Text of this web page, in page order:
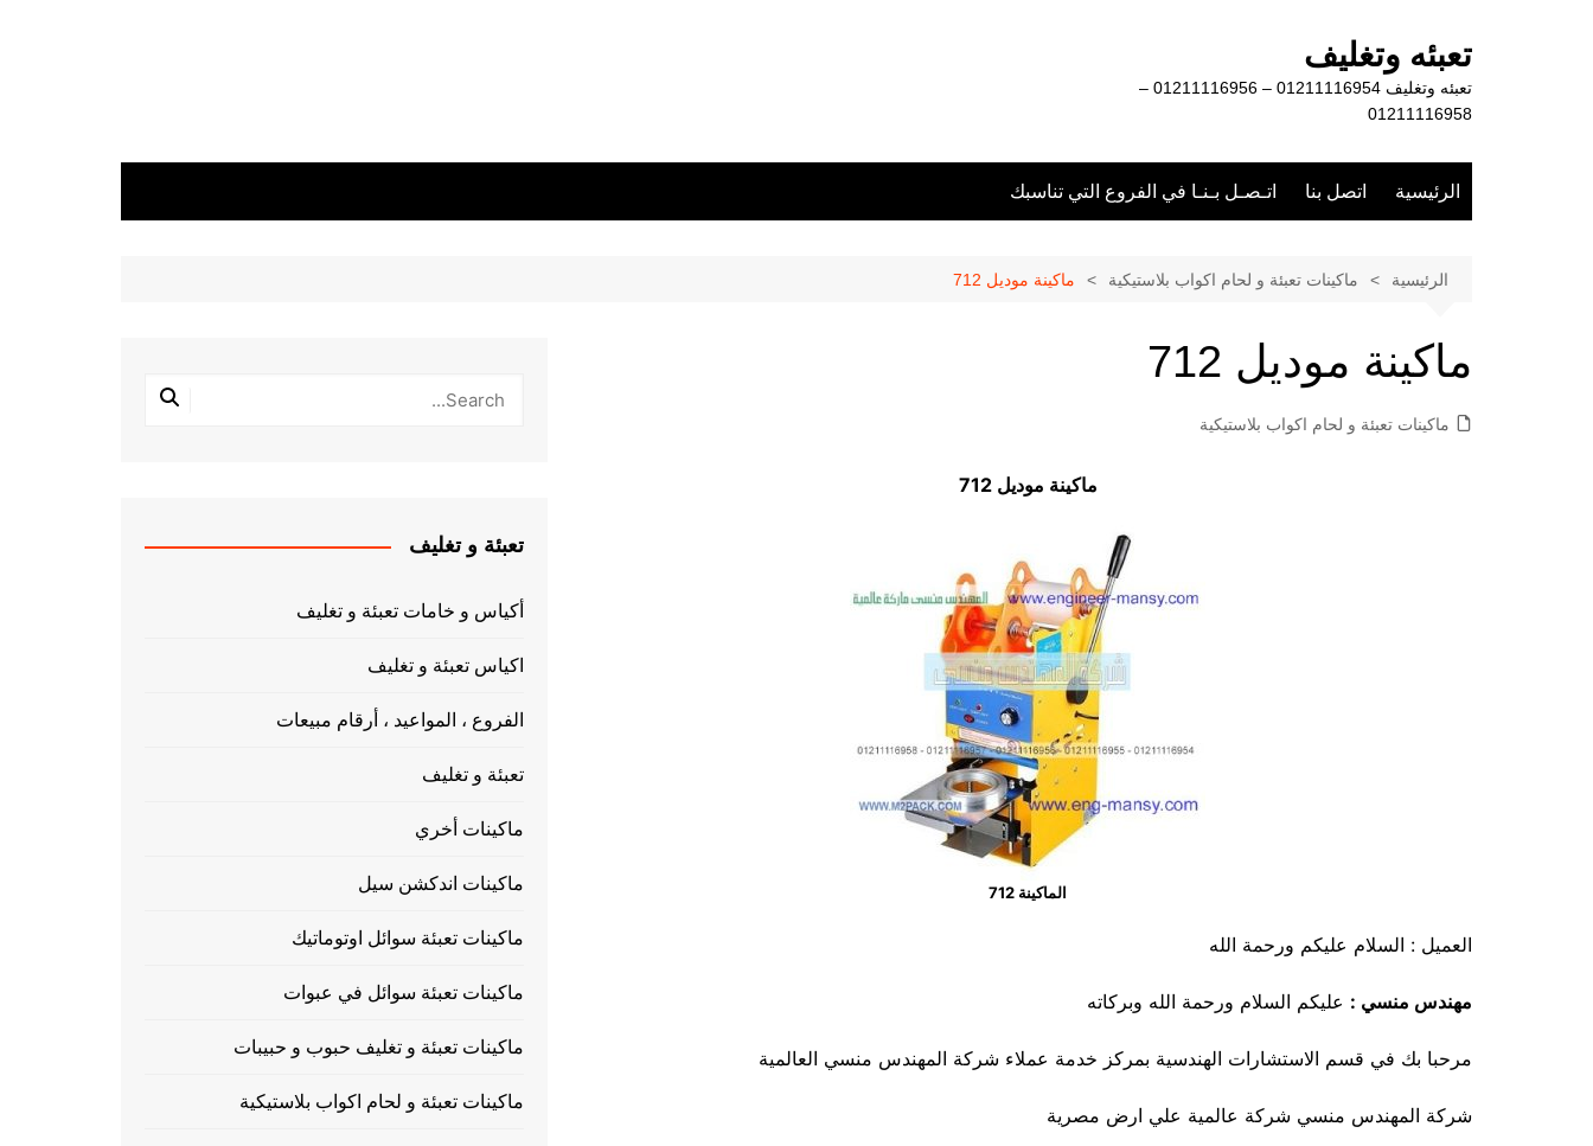
تعبئه وتغليف
تعبئه وتغليف 01211116954 – 01211116956 –
01211116958
الرئيسية اتصل بنا اتـصـل بـنـا في الفروع التي تناسبك
الرئيسية ماكينات تعبئة و لحام اكواب بلاستيكية ماكينة موديل 712
ماكينة موديل 712
ماكينات تعبئة و لحام اكواب بلاستيكية
ماكينة موديل 712
الماكينة 712
العميل : السلام عليكم ورحمة الله
مهندس منسي : عليكم السلام ورحمة الله وبركاته
مرحبا بك في قسم الاستشارات الهندسية بمركز خدمة عملاء شركة المهندس منسي العالمية
شركة المهندس منسي شركة عالمية علي ارض مصرية
تعبئة و تغليف
أكياس و خامات تعبئة و تغليف
اكياس تعبئة و تغليف
الفروع ، المواعيد ، أرقام مبيعات
تعبئة و تغليف
ماكينات أخري
ماكينات اندكشن سيل
ماكينات تعبئة سوائل اوتوماتيك
ماكينات تعبئة سوائل في عبوات
ماكينات تعبئة و تغليف حبوب و حبيبات
ماكينات تعبئة و لحام اكواب بلاستيكية